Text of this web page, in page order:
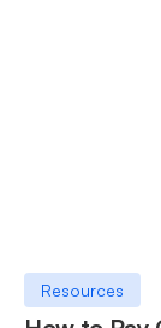
Resources